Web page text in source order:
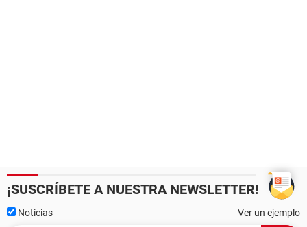
¡SUSCRÍBETE A NUESTRA NEWSLETTER!
Noticias Ver un ejemplo